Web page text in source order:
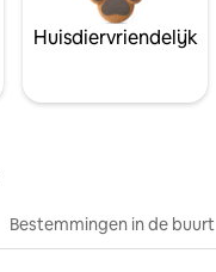
Huisdiervriendelijk
Bestemmingen in de buurt